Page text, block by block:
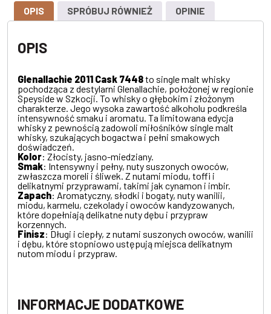
OPIS SPRÓBUJ RÓWNIEŻ OPINIE
OPIS
Glenallachie 2011 Cask 7448to single malt whisky
pochodząca z destylarni Glenallachie, położonej w regionie
Speyside w Szkocji. To whisky o głębokim i złożonym
charakterze. Jego wysoka zawartość alkoholu podkreśla
intensywność smaku i aromatu. Ta limitowana edycja
whisky z pewnością zadowoli miłośników single malt
whisky, szukających bogactwa i pełni smakowych
doświadczeń.
Kolor: Złocisty, jasno-miedziany.
Smak: Intensywny i pełny, nuty suszonych owoców,
zwłaszcza moreli i śliwek. Z nutami miodu, toffi i
delikatnymi przyprawami, takimi jak cynamon i imbir.
Zapach: Aromatyczny, słodki i bogaty, nuty wanilii,
miodu, karmelu, czekolady i owoców kandyzowanych,
które dopełniają delikatne nuty dębu i przypraw
korzennych.
Finisz: Długi i ciepły, z nutami suszonych owoców, wanilii
i dębu, które stopniowo ustępują miejsca delikatnym
nutom miodu i przypraw.
INFORMACJE DODATKOWE